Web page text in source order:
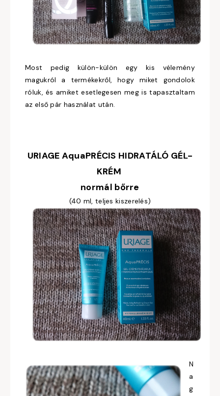
Most pedig külön-külön egy kis vélemény
magukról a termékekről, hogy miket gondolok
róluk, és amiket esetlegesen meg is tapasztaltam
az első pár használat után.
URIAGE AquaPRÉCIS HIDRATÁLÓ GÉL-
KRÉM
normál bőrre
(40 ml, teljes kiszerelés)
N
a
g